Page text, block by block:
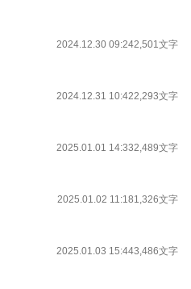
2024.12.30 09:242,501文字
2024.12.31 10:422,293文字
2025.01.01 14:332,489文字
2025.01.02 11:181,326文字
2025.01.03 15:443,486文字